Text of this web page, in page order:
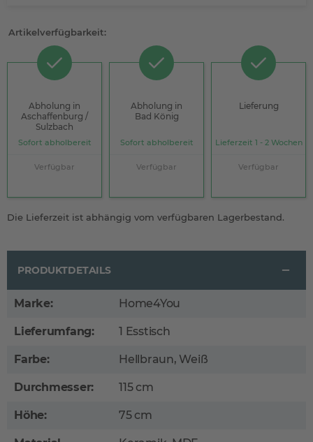
Artikelverfügbarkeit:
Abholung in
Aschaffenburg /
Sulzbach
Sofort abholbereit
Verfügbar
Abholung in
Bad König
Sofort abholbereit
Verfügbar
Lieferung
Lieferzeit 1 - 2 Wochen
Verfügbar
Die Lieferzeit ist abhängig vom verfügbaren Lagerbestand.
PRODUKTDETAILS
Marke: Home4You
Lieferumfang: 1 Esstisch
Farbe: Hellbraun, Weiß
Durchmesser: 115 cm
Höhe: 75 cm